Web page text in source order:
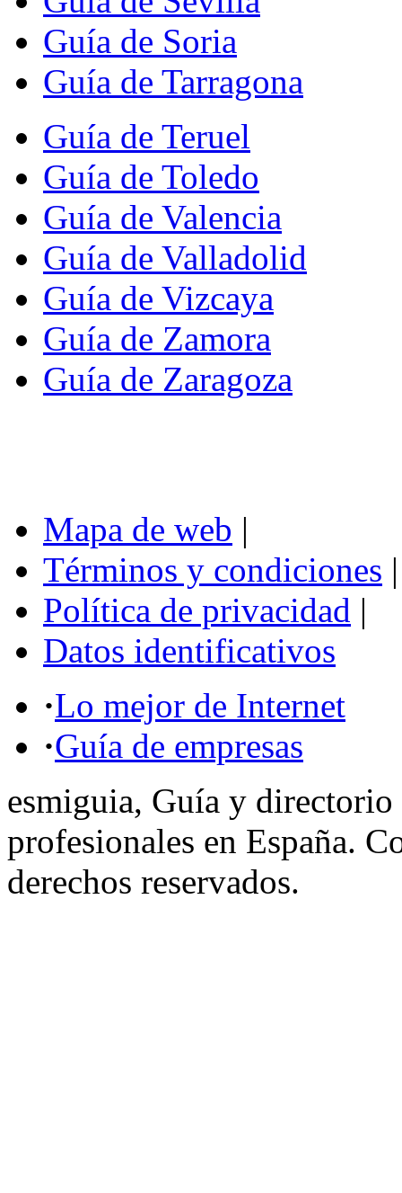
Guía de Soria
Guía de Tarragona
Guía de Teruel
Guía de Toledo
Guía de Valencia
Guía de Valladolid
Guía de Vizcaya
Guía de Zamora
Guía de Zaragoza
Mapa de web |
Términos y condiciones |
Política de privacidad |
Datos identificativos
·Lo mejor de Internet
·Guía de empresas
esmiguia, Guía y directorio
profesionales en España.
derechos reservados.